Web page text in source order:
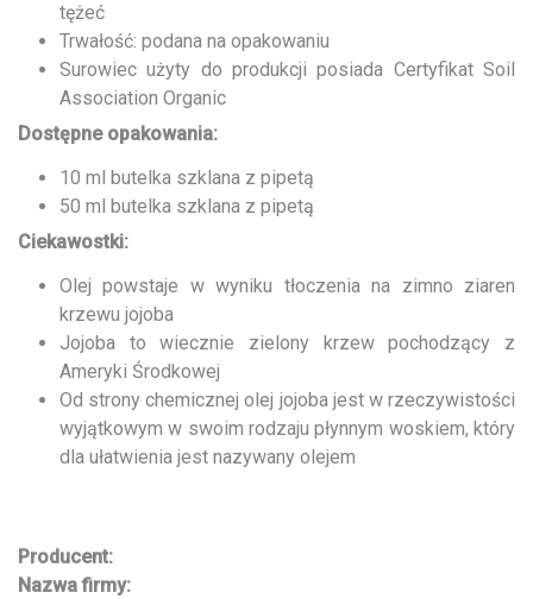
tężeć
Trwałość: podana na opakowaniu
Surowiec użyty do produkcji posiada Certyfikat Soil
Association Organic
Dostępne opakowania:
10 ml butelka szklana z pipetą
50 ml butelka szklana z pipetą
Ciekawostki:
Olej powstaje w wyniku tłoczenia na zimno ziaren
krzewu jojoba
Jojoba to wiecznie zielony krzew pochodzący z
Ameryki Środkowej
Od strony chemicznej olej jojoba jest w rzeczywistości
wyjątkowym w swoim rodzaju płynnym woskiem, który
dla ułatwienia jest nazywany olejem
Producent:
Nazwa firmy: